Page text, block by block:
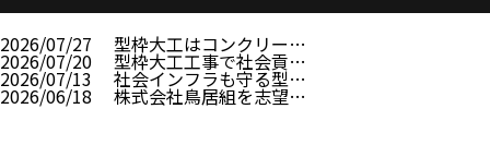
2026/07/27 型枠大工はコンクリー…
2026/07/20 型枠大工工事で社会貢…
2026/07/13 社会インフラも守る型…
2026/06/18 株式会社鳥居組を志望…